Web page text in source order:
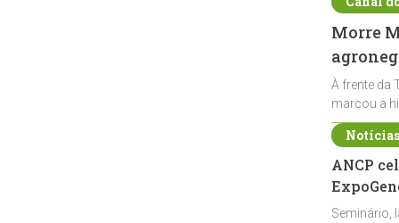
Morre
À frente da
marcou a
ANCP
Seminário,